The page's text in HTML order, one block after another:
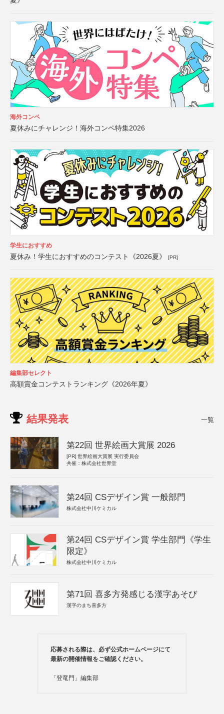
海外コンペ
夏休みにチャレンジ！海外コンペ特集2026
学生におすすめ
夏休み！学生におすすめのコンテスト《2026夏》 [PR]
編集部セレクト
高額賞金コンテストランキング《2026年夏》
結果発表 一覧
第22回 世界絵画大賞展 2026
[PR] 世界絵画大賞展 実行委員会
共催：株式会社世界堂
第24回 CSデザイン賞 一般部門
株式会社中川ケミカル
第24回 CSデザイン賞 学生部門《学生
限定》
株式会社中川ケミカル
第71回 喜多方発感じる漢字あそび
漢字のまち喜多方
応募される際は、必ず公式ホームページにて
最新の開催情報をご確認ください。
「登竜門」編集部